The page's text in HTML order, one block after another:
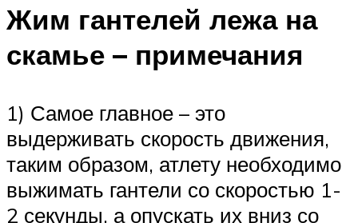
Жим гантелей лежа на
скамье – примечания
1) Самое главное – это
выдерживать скорость движения,
таким образом, атлету необходимо
выжимать гантели со скоростью 1-
2 секунды, а опускать их вниз со